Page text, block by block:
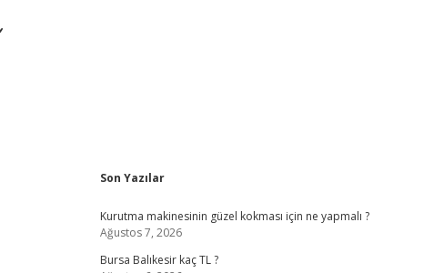
Sidebar
Son Yazılar
Kurutma makinesinin güzel kokması için ne yapmalı ?
Ağustos 7, 2026
Bursa Balıkesir kaç TL ?